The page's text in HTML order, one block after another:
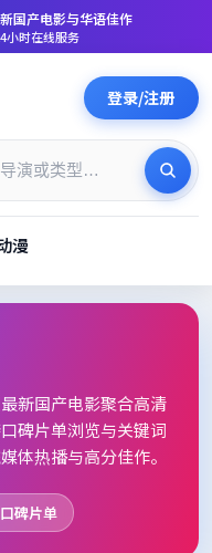
国产电影与华语佳作
小时在线服务
登录/注册
漫
片单档期
最新国产电影聚合高清
碑片单浏览与关键词
体热播与高分佳作。
口碑片单